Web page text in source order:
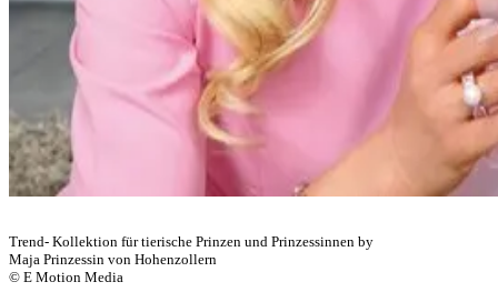
Trend- Kollektion für tierische Prinzen und Prinzessinnen by
Maja Prinzessin von Hohenzollern
© E Motion Media